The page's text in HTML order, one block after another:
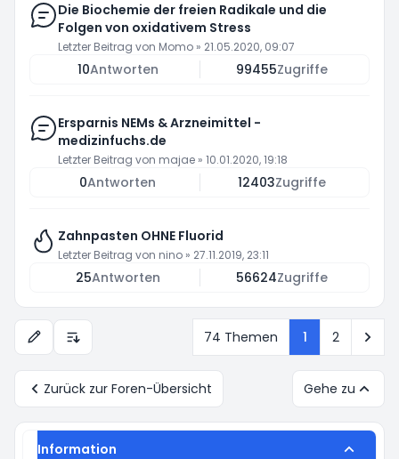
Die Biochemie der freien Radikale und die
Folgen von oxidativem Stress
Letzter Beitrag von Momo » 21.05.2020, 09:07
10Antworten 99455Zugriffe
Ersparnis NEMs & Arzneimittel -
medizinfuchs.de
Letzter Beitrag von majae » 10.01.2020, 19:18
0Antworten 12403Zugriffe
Zahnpasten OHNE Fluorid
Letzter Beitrag von nino » 27.11.2019, 23:11
25Antworten 56624Zugriffe
Anzeige- und Sortierungs-Einstellungen
74 Themen 1 2
Zurück zur Foren-Übersicht Gehe zu
Information